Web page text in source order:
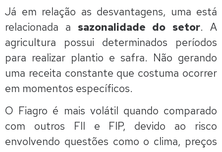
Já em relação as desvantagens, uma está
relacionada a sazonalidade do setor. A
agricultura possui determinados períodos
para realizar plantio e safra. Não gerando
uma receita constante que costuma ocorrer
em momentos específicos.
O Fiagro é mais volátil quando comparado
com outros FII e FIP, devido ao risco
envolvendo questões como o clima, preços